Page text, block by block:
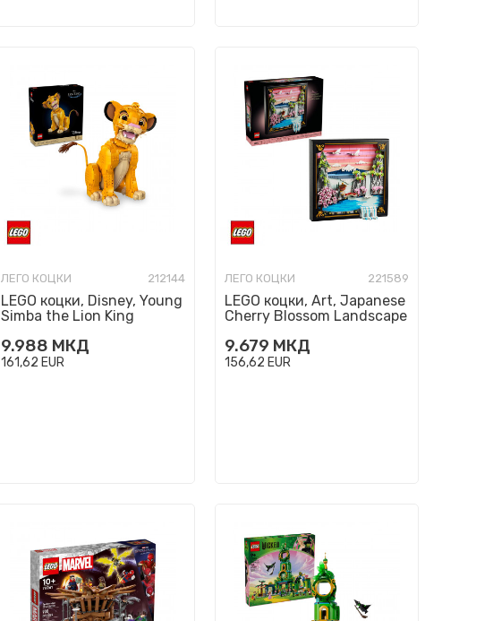
ЛЕГО КОЦКИ 212144
LEGO коцки, Disney, Young
Simba the Lion King
9.988 МКД
161,62 EUR
ЛЕГО КОЦКИ 221589
LEGO коцки, Art, Japanese
Cherry Blossom Landscape
9.679 МКД
156,62 EUR